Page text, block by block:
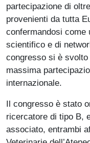
partecipazione di
provenienti da tutta
confermandosi come
scientifico e di
congresso si è
massima
internazionale.
Il congresso è stato
ricercatore di tipo B,
associato, entrambi